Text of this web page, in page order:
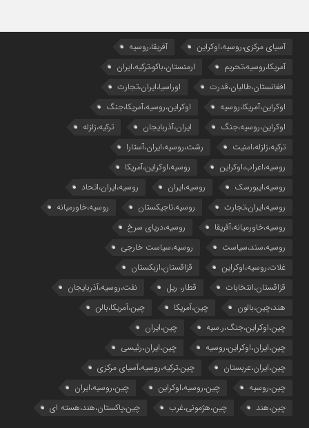
آسیای مرکزی،روسیه،اوکراین
آفریقا،روسیه
آمریکا،روسیه،تحریم
ارمنستان،باکو،ترکیه،ایران
افغانستان،طالبان،قدرت
اوراسیا،ایران،تجارت
اوکراین،آمریکا،روسیه
اوکراین،روسیه،آمریکا،جنگ
اوکراین،روسیه،جنگ
ایران،آذربایجان
ترکیه،زلزله
ترکیه،زلزله،امنیت
رشت،روسیه،ایران،آستارا
روسیه،اعراب،اوکراین
روسیه،اوکراین،آمریکا
روسیه،ایبورسک
روسیه،ایران
روسیه،ایران،اتحاد
روسیه،ایران،تجارت
روسیه،تاجیکستان
روسیه،خاورمیانه
روسیه،خاورمیانه،آفریقا
روسیه،دریای سرخ
روسیه،سند،سیاست
روسیه،سیاست خارجی
غلات،روسیه،اوکراین
قزاقستان،ازبکستان
قزاقستان،انتخابات
قطار، ریل
نفت،روسیه،آذربایجان
هند،چین،بالون
چین،آمریکا
چین،آمریکا،بالن
چین،اوکراین،جنگ،ر.سیه
چین،ایران
چین،ایران،اوکراین،روسیه
چین،ایران،رئیسی
چین،ایران،عربستان
چین،ترکیه،روسیه،آسیای مرکزی
چین،روسیه
چین،روسیه،اوکراین
چین،روسیه،ایران
چین،هند
چین،هژمونی،غرب چین،پاکستان،هند،هسته ای